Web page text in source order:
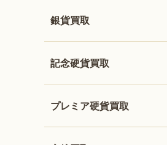
銀貨買取
記念硬貨買取
プレミア硬貨買取